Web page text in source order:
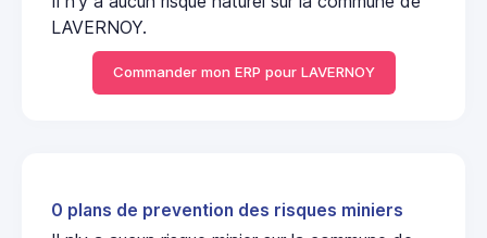
LAVERNOY.
Commander mon ERP pour LAVERNOY
0 plans de prevention des risques miniers